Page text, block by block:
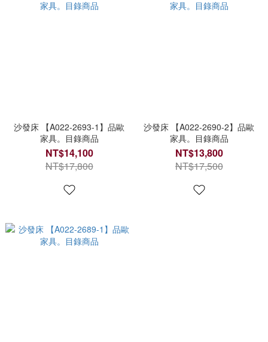
沙發床 【A022-2693-1】品歐
家具。目錄商品
NT$14,100
NT$17,800
沙發床 【A022-2690-2】品歐
家具。目錄商品
NT$13,800
NT$17,500